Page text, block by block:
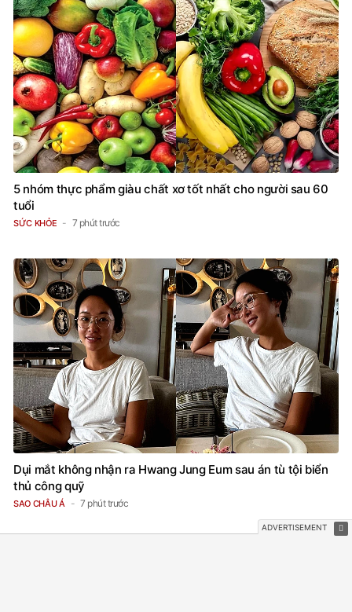
5 nhóm thực phẩm giàu chất xơ tốt nhất cho người sau 60
tuổi
SỨC KHỎE 7 phút trước
Dụi mắt không nhận ra Hwang Jung Eum sau án tù tội biển
thủ công quỹ
SAO CHÂU Á 7 phút trước